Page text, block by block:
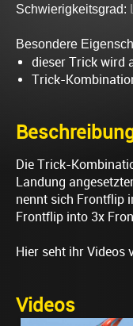
Schwierigkeitsgrad:
Besondere
dieser Trick wird
Trick-
Die Trick-
Landung
nennt sich Frontflip
Frontflip into 3x
Hier seht ihr Videos
Videos